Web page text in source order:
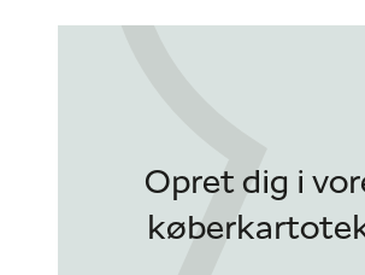
Opret dig i